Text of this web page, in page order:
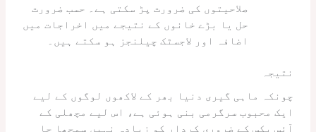
صلاحیتوں کی ضرورت پڑ سکتی ہے۔ حسب ضرورت
حل یا بڑے خانوں کے نتیجے میں اخراجات میں
اضافہ اور لاجسٹک چیلنجز ہو سکتے ہیں۔
نتیجہ
چونکہ ماہی گیری دنیا بھر کے لاکھوں لوگوں کے لیے
ایک محبوب سرگرمی بنی ہوئی ہے، اس لیے مچھلی کے
آئس بکس کے ضروری کردار کو زیادہ نہیں سمجھا جا